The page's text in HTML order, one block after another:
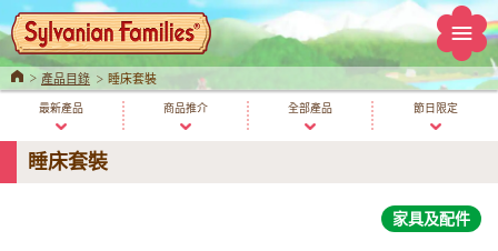
Home產品目錄 睡床套裝
最新產品 商品推介 全部產品 節日限定
睡床套裝
家具及配件